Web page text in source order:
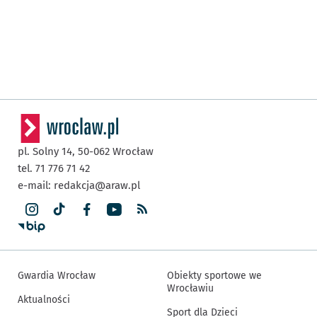
pl. Solny 14, 50-062 Wrocław
tel. 71 776 71 42
e-mail: redakcja@araw.pl
Gwardia Wrocław
Aktualności
Obiekty sportowe we
Wrocławiu
Sport dla Dzieci